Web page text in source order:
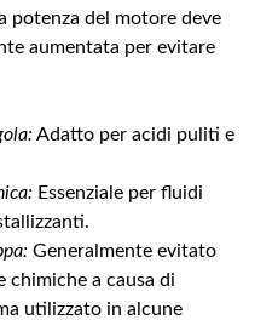
potenza del motore deve
aumentata per evitare
Adatto per acidi puliti e
Essenziale per fluidi
Generalmente evitato
chimiche a causa di
utilizzato in alcune